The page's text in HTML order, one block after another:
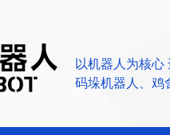
以机器人为核心
码垛机器人、鸡